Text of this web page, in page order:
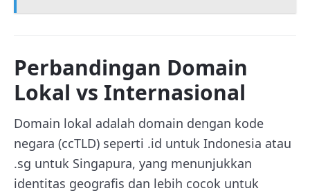
Perbandingan Domain
Lokal vs Internasional
Domain lokal adalah domain dengan kode
negara (ccTLD) seperti .id untuk Indonesia atau
.sg untuk Singapura, yang menunjukkan
identitas geografis dan lebih cocok untuk